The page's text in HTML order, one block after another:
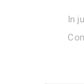
In